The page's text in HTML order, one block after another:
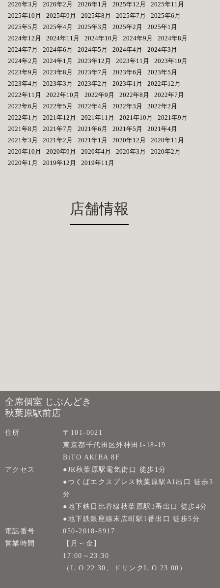
2026年3月 2026年2月 2026年1月 2025年12月
2025年11月
2025年10月
2025年9月 2025年8月 2025年7月
2025年6月
2025年5月
2025年4月 2025年3月 2025年2月
2025年1月
2024年12月
2024年11月 2024年10月 2024年9月
2024年8月
2024年7月
2024年6月 2024年5月 2024年4月
2024年3月
2024年2月
2024年1月 2023年12月 2023年11月
2023年10月
2023年9月
2023年8月 2023年7月 2023年6月
2023年5月
2023年4月
2023年3月 2023年2月 2023年1月
2022年12月
2022年11月
2022年10月 2022年9月 2022年8月
2022年7月
2022年6月
2022年5月 2022年4月 2022年3月
2022年2月
2022年1月
2021年12月 2021年11月 2021年10月
2021年9月
2021年8月
2021年7月 2021年6月 2021年5月
2021年4月
2021年3月
2021年2月 2021年1月 2020年12月
2020年11月
2020年10月
2020年9月 2020年4月 2020年3月
2020年2月
2020年1月
2019年12月 2019年11月
店舗情報
全席個室 じぶんどき
秋葉原駅前店
住所
〒101-0021
東京都千代田区外神田1-18-19
BiTO AKIBA 8F
アクセス
●JR秋葉原駅電気街口 徒歩1分
●つくばエクスプレス秋葉原駅A1出口 徒歩3
分
●地下鉄日比谷線秋葉原駅3番出口 徒歩4分
●地下鉄銀座線末広町駅1番出口 徒歩5分
電話番号
050-2018-8917
営業時間
【月～金】
17:00～23:30
（L.O.22:30、ドリンクL.O.23:00）